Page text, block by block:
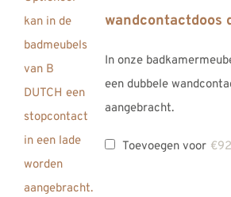
wandcontactdoos
In onze
een dubbele
aangebracht.
Toevoegen voor €